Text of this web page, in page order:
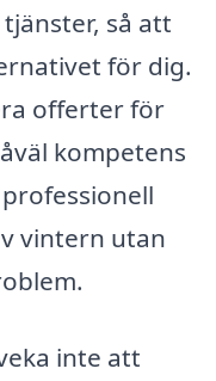
så att
för dig.
offerter för
kompetens
vintern utan
inte att